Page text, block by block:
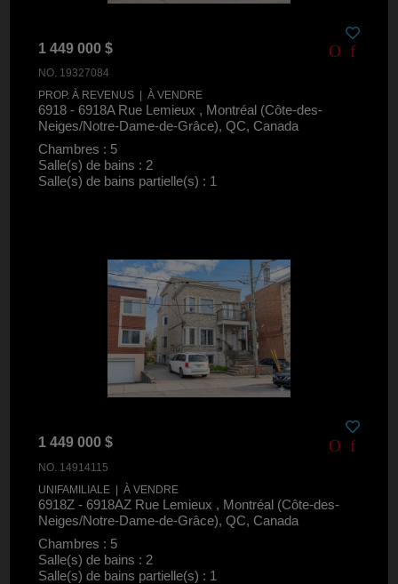
1 449 000 $
NO. 19327084
PROP. À REVENUS | À VENDRE
6918 - 6918A Rue Lemieux , Montréal (Côte-des-
Neiges/Notre-Dame-de-Grâce), QC, Canada
Chambres : 5
Salle(s) de bains : 2
Salle(s) de bains partielle(s) : 1
1 449 000 $
NO. 14914115
UNIFAMILIALE | À VENDRE
6918Z - 6918AZ Rue Lemieux , Montréal (Côte-des-
Neiges/Notre-Dame-de-Grâce), QC, Canada
Chambres : 5
Salle(s) de bains : 2
Salle(s) de bains partielle(s) : 1